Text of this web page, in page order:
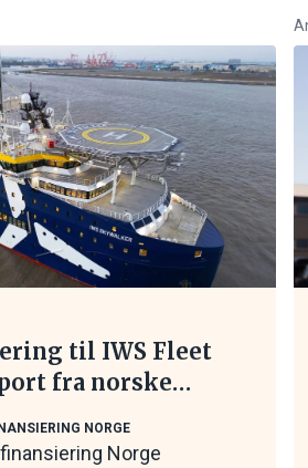
til IWS Fleet
fra norske
NORGE
Norge